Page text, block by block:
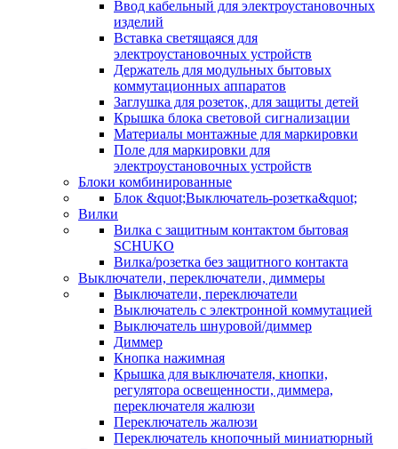
Ввод кабельный для электроустановочных
изделий
Вставка светящаяся для
электроустановочных устройств
Держатель для модульных бытовых
коммутационных аппаратов
Заглушка для розеток, для защиты детей
Крышка блока световой сигнализации
Материалы монтажные для маркировки
Поле для маркировки для
электроустановочных устройств
Блоки комбинированные
Блок &quot;Выключатель-розетка&quot;
Вилки
Вилка с защитным контактом бытовая
SCHUKO
Вилка/розетка без защитного контакта
Выключатели, переключатели, диммеры
Выключатели, переключатели
Выключатель с электронной коммутацией
Выключатель шнуровой/диммер
Диммер
Кнопка нажимная
Крышка для выключателя, кнопки,
регулятора освещенности, диммера,
переключателя жалюзи
Переключатель жалюзи
Переключатель кнопочный миниатюрный